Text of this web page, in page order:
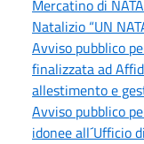
Mercatino di
Natalizio “UN
Avviso pubblico
finalizzata ad
allestimento e
Avviso pubblico
idonee all´Ufficio